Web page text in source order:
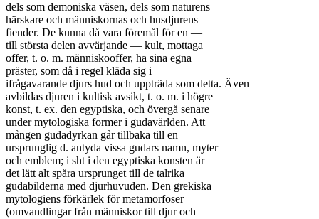
dels som demoniska väsen, dels som naturens
härskare och människornas och husdjurens
fiender. De kunna då vara föremål för en —
till största delen avvärjande — kult, mottaga
offer, t. o. m. människooffer, ha sina egna
präster, som då i regel kläda sig i
ifrågavarande djurs hud och uppträda som detta. Även
avbildas djuren i kultisk avsikt, t. o. m. i högre
konst, t. ex. den egyptiska, och övergå senare
under mytologiska former i gudavärlden. Att
mången gudadyrkan går tillbaka till en
ursprunglig d. antyda vissa gudars namn, myter
och emblem; i sht i den egyptiska konsten är
det lätt alt spåra ursprunget till de talrika
gudabilderna med djurhuvuden. Den grekiska
mytologiens förkärlek för metamorfoser
(omvandlingar från människor till djur och